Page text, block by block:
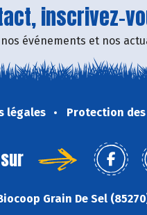
inscrivez-
événements et nos
légales Protection
Grain De Sel